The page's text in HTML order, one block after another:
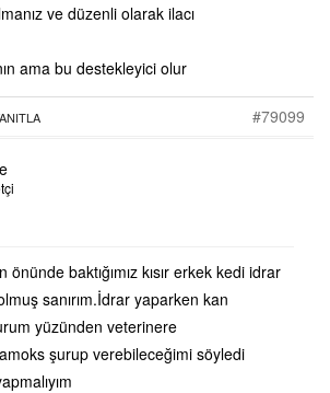
ve düzenli olarak ilacı
ama bu destekleyici olur
#79099
önünde baktığımız kısır erkek kedi idrar
sanırım.İdrar yaparken kan
yüzünden veterinere
şurup verebileceğimi söyledi